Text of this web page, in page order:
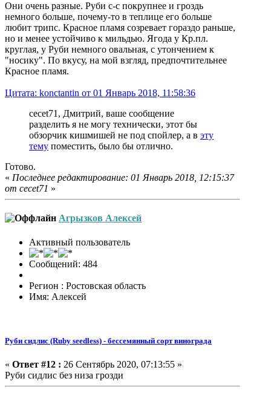
Они очень разные. Руби с-с покрупнее и гроздь
немного больше, почему-то в теплице его больше
любит трипс. Красное пламя созревает гораздо раньше,
но и менее устойчиво к мильдью. Ягода у Кр.пл.
круглая, у Руби немного овальная, с утончением к
"носику". По вкусу, на мой взгляд, предпочтительнее
Красное пламя.
Цитата: konctantin от 01 Январь 2018, 11:58:36
cecet71, Дмитрий, ваше сообщение
разделить я не могу технически, этот бы
обзорчик кишмишей не под спойлер, а в эту
тему поместить, было бы отлично.
Готово.
« Последнее редактирование: 01 Январь 2018, 12:15:37
от cecet71 »
Агрызков Алексей
Активный пользователь
Сообщений: 484
Регион : Ростовская область
Имя: Алексей
Руби сидлис (Ruby seedless) - бессемянный сорт винограда
« Ответ #12 : 26 Сентябрь 2020, 07:13:55 »
Руби сидлис без низа грозди